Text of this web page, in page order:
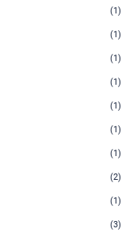
(1)
(1)
(1)
(1)
(1)
(1)
(1)
(2)
(1)
(3)